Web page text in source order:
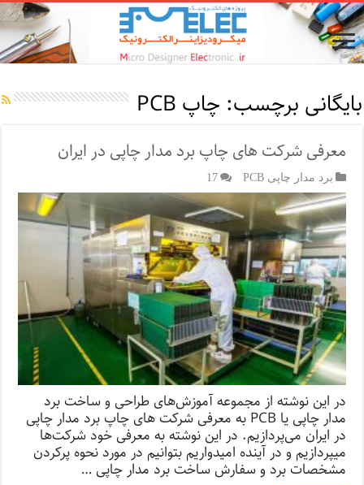
بایگانی برچسب: چاپ PCB
معرفی شرکت‌ های چاپ برد مدار چاپی در ایران
برد مدار چاپی PCB 17
در این نوشته از مجموعه‌ آموزش‌های طراحی و ساخت برد
مدار چاپی یا PCB به معرفی شرکت‌ های چاپ برد مدار چاپی
در ایران می‌پردازیم. در این نوشته به معرفی خود شرکت‌ها
میپردازیم و در آینده امیدواریم بتوانیم در مورد نحوه پرکردن
مشخصات برد و سفارش ساخت برد مدار چاپی …